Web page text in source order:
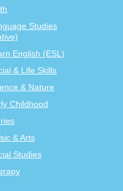
Studies
English (ESL)
& Life Skills
& Nature
Childhood
& Arts
Studies